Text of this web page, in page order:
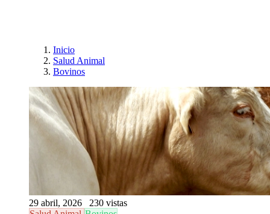
Inicio
Salud Animal
Bovinos
29 abril, 2026
230 vistas